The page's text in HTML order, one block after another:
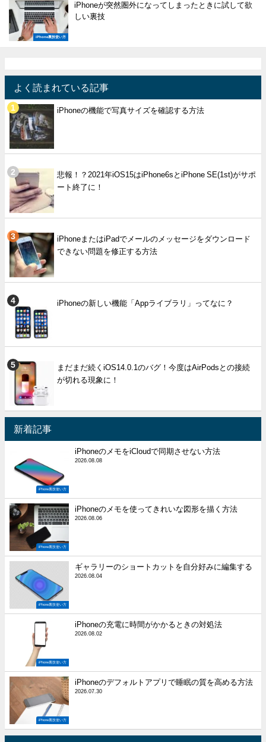
iPhone裏技使い方
iPhoneが突然圏外になってしまったときに試して欲
しい裏技
よく読まれている記事
iPhoneの機能で写真サイズを確認する方法
悲報！？2021年iOS15はiPhone6sとiPhone SE(1st)がサポ
ート終了に！
iPhoneまたはiPadでメールのメッセージをダウンロード
できない問題を修正する方法
iPhoneの新しい機能「Appライブラリ」ってなに？
まだまだ続くiOS14.0.1のバグ！今度はAirPodsとの接続
が切れる現象に！
新着記事
iPhone裏技使い方
iPhoneのメモをiCloudで同期させない方法
2026.08.08
iPhone裏技使い方
iPhoneのメモを使ってきれいな図形を描く方法
2026.08.06
iPhone裏技使い方
ギャラリーのショートカットを自分好みに編集する
2026.08.04
iPhone裏技使い方
iPhoneの充電に時間がかかるときの対処法
2026.08.02
iPhone裏技使い方
iPhoneのデフォルトアプリで睡眠の質を高める方法
2026.07.30